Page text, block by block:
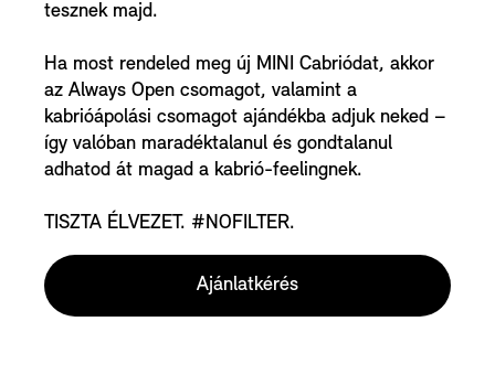
tesznek majd.
Ha most rendeled meg új MINI Cabriódat, akkor
az Always Open csomagot, valamint a
kabrióápolási csomagot ajándékba adjuk neked –
így valóban maradéktalanul és gondtalanul
adhatod át magad a kabrió-feelingnek.
TISZTA ÉLVEZET. #NOFILTER.
Ajánlatkérés